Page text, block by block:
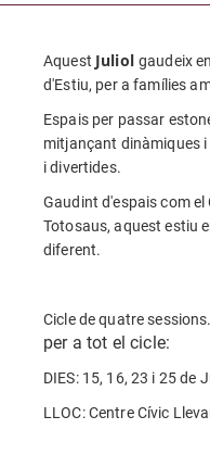
Aquest Juliol gaudeix
d'Estiu, per a famílies
Espais per passar
mitjançant dinàmiques
i divertides.
Gaudint d'espais com el
Totosaus, aquest estiu
diferent.
Cicle de quatre sessions.
per a tot el cicle:
DIES: 15, 16, 23 i 25 de
LLOC: Centre Cívic